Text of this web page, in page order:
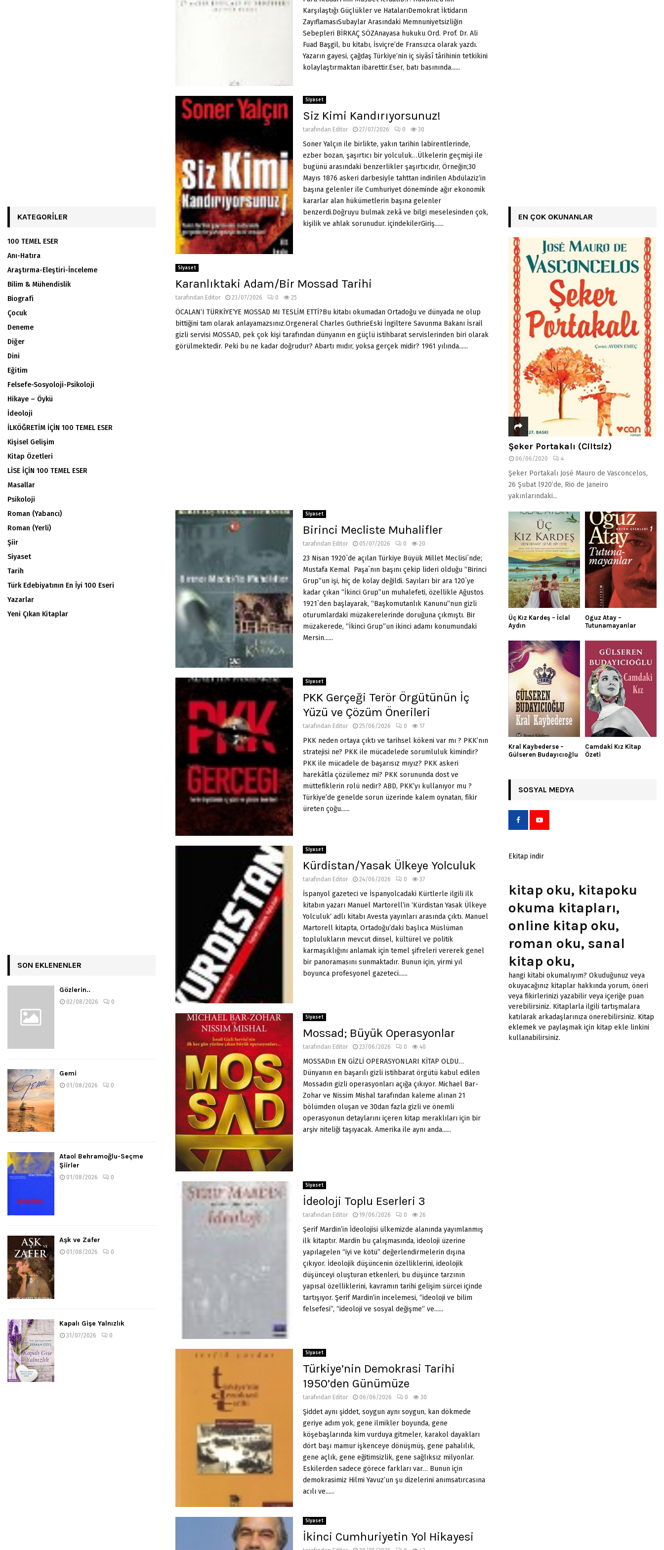
Karşılaştığı Güçlükler ve HatalarıDemokrat İktidarın
ZayıflamasıSubaylar Arasındaki Memnuniyetsizliğin
Sebepleri BİRKAÇ SÖZAnayasa hukuku Ord. Prof. Dr. Ali
Fuad Başgil, bu kitabı, İsviçre’de Fransızca olarak yazdı.
Yazarın gayesi, çağdaş Türkiye’nin iç siyâsî târihinin tetkikini
kolaylaştırmaktan ibarettir.Eser, batı basınında......
Siyaset
Siz Kimi Kandırıyorsunuz!
tarafından Editor 27/07/2026 0 30
Soner Yalçın ile birlikte, yakın tarihin labirentlerinde,
ezber bozan, şaşırtıcı bir yolculuk…Ülkelerin geçmişi ile
bugünü arasındaki benzerlikler şaşırtıcıdır, Örneğin;30
Mayıs 1876 askeri darbesiyle tahttan indirilen Abdülaziz’in
başına gelenler ile Cumhuriyet döneminde ağır ekonomik
kararlar alan hükümetlerin başına gelenler
benzerdi.Doğruyu bulmak zekâ ve bilgi meselesinden çok,
kişilik ve ahlak sorunudur. içindekilerGiriş......
Siyaset
Karanlıktaki Adam/Bir Mossad Tarihi
tarafından Editor 23/07/2026 0 25
ÖCALAN’I TÜRKİYE’YE MOSSAD MI TESLİM ETTİ?Bu kitabı okumadan Ortadoğu ve dünyada ne olup
bittiğini tam olarak anlayamazsınız.Orgeneral Charles GuthrieEski İngiltere Savunma Bakanı İsrail
gizli servisi MOSSAD, pek çok kişi tarafından dünyanın en güçlü istihbarat servislerinden biri olarak
görülmektedir. Peki bu ne kadar doğrudur? Abartı mıdır, yoksa gerçek midir? 1961 yılında......
Siyaset
Birinci Mecliste Muhalifler
tarafından Editor 05/07/2026 0 20
23 Nisan 1920`de açılan Türkiye Büyük Millet Meclisi`nde;
Mustafa Kemal Paşa`nın başını çekip lideri olduğu “Birinci
Grup”un işi, hiç de kolay değildi. Sayıları bir ara 120`ye
kadar çıkan “İkinci Grup”un muhalefeti, özellikle Ağustos
1921`den başlayarak, “Başkomutanlık Kanunu”nun gizli
oturumlardaki müzakerelerinde doruğuna çıkmıştı. Bir
müzakerede, “İkinci Grup”un ikinci adamı konumundaki
Mersin......
Siyaset
PKK Gerçeği Terör Örgütünün İç
Yüzü ve Çözüm Önerileri
tarafından Editor 25/06/2026 0 17
PKK neden ortaya çıktı ve tarihsel kökeni var mı ? PKK’nın
stratejisi ne? PKK ile mücadelede sorumluluk kimindir?
PKK ile mücadele de başarısız mıyız? PKK askeri
harekâtla çözülemez mi? PKK sorununda dost ve
müttefiklerin rolü nedir? ABD, PKK’yı kullanıyor mu ?
Türkiye’de genelde sorun üzerinde kalem oynatan, fikir
üreten çoğu......
Siyaset
Kürdistan/Yasak Ülkeye Yolculuk
tarafından Editor 24/06/2026 0 37
İspanyol gazeteci ve İspanyolcadaki Kürtlerle ilgili ilk
kitabın yazarı Manuel Martorell’in ‘Kürdistan Yasak Ülkeye
Yolculuk‘ adlı kitabı Avesta yayınları arasında çıktı. Manuel
Martorell kitapta, Ortadoğu’daki başlıca Müslüman
toplulukların mevcut dinsel, kültürel ve politik
karmaşıklığını anlamak için temel şifreleri vererek genel
bir panoramasını sunmaktadır. Bunun için, yirmi yıl
boyunca profesyonel gazeteci......
Siyaset
Mossad; Büyük Operasyonlar
tarafından Editor 23/06/2026 0 40
MOSSADın EN GİZLİ OPERASYONLARI KİTAP OLDU…
Dünyanın en başarılı gizli istihbarat örgütü kabul edilen
Mossadın gizli operasyonları açığa çıkıyor. Michael Bar-
Zohar ve Nissim Mishal tarafından kaleme alınan 21
bölümden oluşan ve 30dan fazla gizli ve önemli
operasyonun detaylarını içeren kitap meraklıları için bir
arşiv niteliği taşıyacak. Amerika ile aynı anda......
Siyaset
İdeoloji Toplu Eserleri 3
tarafından Editor 19/06/2026 0 26
Şerif Mardin’in İdeolojisi ülkemizde alanında yayımlanmış
ilk kitaptır. Mardin bu çalışmasında, ideoloji üzerine
yapılagelen “iyi ve kötü” değerlendirmelerin dışına
çıkıyor. İdeolojik düşüncenin özelliklerini, ideolojik
düşünceyi oluşturan etkenleri, bu düşünce tarzının
yapısal özelliklerini, kavramın tarihi gelişim sürcei içinde
tartışıyor. Şerif Mardin’in incelemesi, “ideoloji ve bilim
felsefesi”, “ideoloji ve sosyal değişme” ve......
Siyaset
Türkiye’nin Demokrasi Tarihi
1950’den Günümüze
tarafından Editor 06/06/2026 0 30
Şiddet aynı şiddet, soygun aynı soygun, kan dökmede
geriye adım yok, gene ilmikler boyunda, gene
köşebaşlarında kim vurduya gitmeler, karakol dayakları
dört başı mamur işkenceye dönüşmüş, gene pahalılık,
gene açlık, gene eğitimsizlik, gene sağlıksız milyonlar.
Eskilerden sadece görece farkları var… Bunun için
demokrasimiz Hilmi Yavuz’un şu dizelerini anımsatırcasına
acılı ve......
Siyaset
İkinci Cumhuriyetin Yol Hikayesi
KATEGORILER
100 TEMEL ESER
Anı-Hatıra
Araştırma-Eleştiri-İnceleme
Bilim & Mühendislik
Biografi
Çocuk
Deneme
Diğer
Dini
Eğitim
Felsefe-Sosyoloji-Psikoloji
Hikaye – Öykü
İdeoloji
İLKÖĞRETİM İÇİN 100 TEMEL ESER
Kişisel Gelişim
Kitap Özetleri
LİSE İÇİN 100 TEMEL ESER
Masallar
Psikoloji
Roman (Yabancı)
Roman (Yerli)
Şiir
Siyaset
Tarih
Türk Edebiyatının En İyi 100 Eseri
Yazarlar
Yeni Çıkan Kitaplar
SON EKLENENLER
Gözlerin..
02/08/2026 0
Gemi
01/08/2026 0
Ataol Behramoğlu-Seçme
Şiirler
01/08/2026 0
Aşk ve Zafer
01/08/2026 0
Kapalı Gişe Yalnızlık
31/07/2026 0
EN ÇOK OKUNANLAR
Şeker Portakalı (Ciltsiz)
06/06/2020 4
Şeker Portakalı José Mauro de Vasconcelos,
26 Şubat l920’de, Rio de Janeiro
yakınlarındaki...
Üç Kız Kardeş – İclal
Aydın
Oguz Atay –
Tutunamayanlar
Kral Kaybederse –
Gülseren Budayıcıoğlu
Camdaki Kız Kitap
Özeti
SOSYAL MEDYA
Ekitap indir
kitap oku, kitapoku
okuma kitapları,
online kitap oku,
roman oku, sanal
kitap oku,
hangi kitabi okumalıyım? Okuduğunuz veya
okuyacağınız kitaplar hakkında yorum, öneri
veya fikirlerinizi yazabilir veya içeriğe puan
verebilirsiniz. Kitaplarla ilgili tartışmalara
katılarak arkadaşlarınıza önerebilirsiniz. Kitap
eklemek ve paylaşmak için kitap ekle linkini
kullanabilirsiniz.